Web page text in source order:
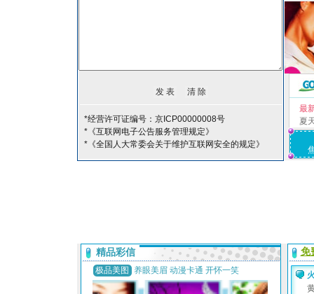
*经营许可证编号：京ICP00000008号
*《互联网电子公告服务管理规定》
*《全国人大常委会关于维护互联网安全的规定》
最
夏